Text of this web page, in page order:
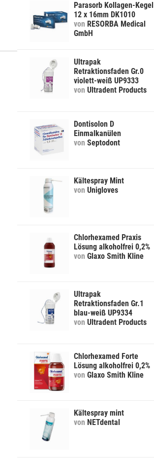
Parasorb Kollagen-Kegel
12 x 16mm DK1010
von RESORBA Medical
GmbH
Ultrapak
Retraktionsfaden Gr.0
violett-weiß UP9333
von Ultradent Products
Dontisolon D
Einmalkanülen
von Septodont
Kältespray Mint
von Unigloves
Chlorhexamed Praxis
Lösung alkoholfrei 0,2%
von Glaxo Smith Kline
Ultrapak
Retraktionsfaden Gr.1
blau-weiß UP9334
von Ultradent Products
Chlorhexamed Forte
Lösung alkoholfrei 0,2%
von Glaxo Smith Kline
Kältespray mint
von NETdental